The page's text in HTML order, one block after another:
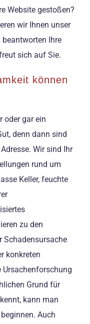
Website gestoßen?
wir Ihnen unser
Ihre
sich auf Sie.
können
oder gar ein
denn dann sind
Wir sind Ihr
rund um
Keller, feuchte
zu den
Schadensursache
konkreten
Grund für
kann man
Auch